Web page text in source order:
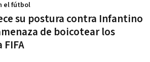
su postura contra Infantino
de boicotear los
FIFA
el fútbol